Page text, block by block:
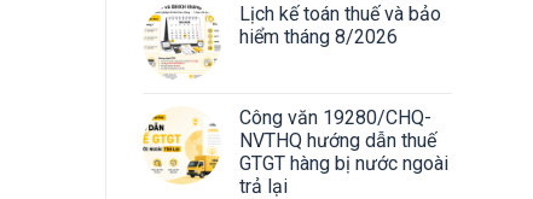
Lịch kế toán thuế và bảo
hiểm tháng 8/2026
Công văn 19280/CHQ-
NVTHQ hướng dẫn thuế
GTGT hàng bị nước ngoài
trả lại